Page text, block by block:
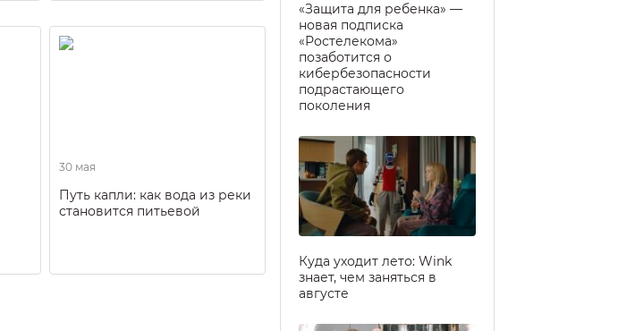
30 мая
Путь капли: как вода из реки
становится питьевой
«Защита для ребенка» —
новая подписка
«Ростелекома»
позаботится о
кибербезопасности
подрастающего
поколения
Куда уходит лето: Wink
знает, чем заняться в
августе